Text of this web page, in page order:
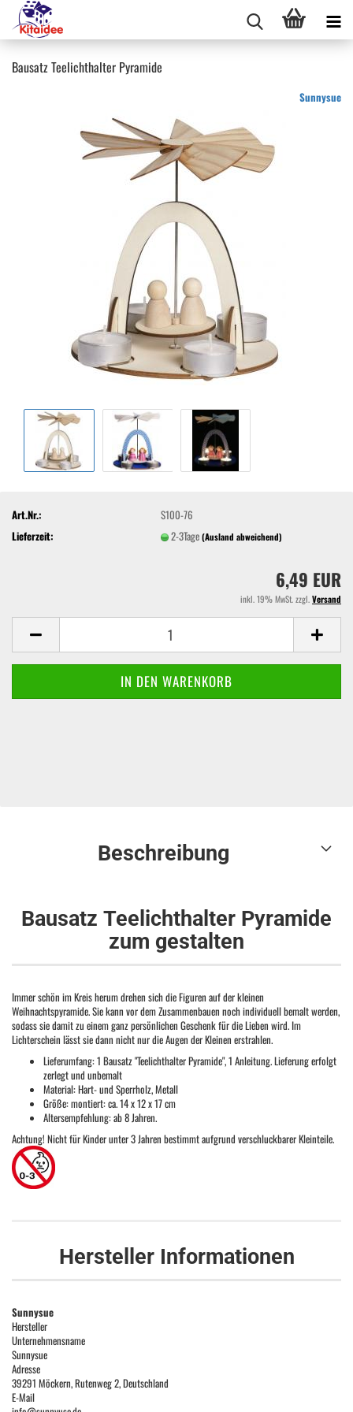
Bausatz Teelichthalter Pyramide
Sunnysue
Art.Nr.:
S100-76
Lieferzeit:
2-3Tage(Ausland abweichend)
6,49 EUR
inkl. 19% MwSt. zzgl.Versand
Beschreibung
Bausatz Teelichthalter Pyramide
zum gestalten
Immer schön im Kreis herum drehen sich die Figuren auf der kleinen
Weihnachtspyramide. Sie kann vor dem Zusammenbauen noch individuell bemalt werden,
sodass sie damit zu einem ganz persönlichen Geschenk für die Lieben wird. Im
Lichterschein lässt sie dann nicht nur die Augen der Kleinen erstrahlen.
Lieferumfang: 1 Bausatz "Teelichthalter Pyramide", 1 Anleitung. Lieferung erfolgt
zerlegt und unbemalt
Material: Hart- und Sperrholz, Metall
Größe: montiert: ca. 14 x 12 x 17 cm
Altersempfehlung: ab 8 Jahren.
Achtung! Nicht für Kinder unter 3 Jahren bestimmt aufgrund verschluckbarer Kleinteile.
Hersteller Informationen
Sunnysue
Hersteller
Unternehmensname
Sunnysue
Adresse
39291 Möckern, Rutenweg 2, Deutschland
E-Mail